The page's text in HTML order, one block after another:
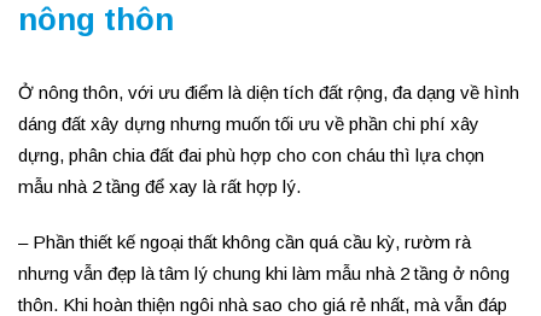
nông thôn
Ở nông thôn, với ưu điểm là diện tích đất rộng, đa dạng về hình
dáng đất xây dựng nhưng muốn tối ưu về phần chi phí xây
dựng, phân chia đất đai phù hợp cho con cháu thì lựa chọn
mẫu nhà 2 tầng để xay là rất hợp lý.
– Phần thiết kế ngoại thất không cần quá cầu kỳ, rườm rà
nhưng vẫn đẹp là tâm lý chung khi làm mẫu nhà 2 tầng ở nông
thôn. Khi hoàn thiện ngôi nhà sao cho giá rẻ nhất, mà vẫn đáp